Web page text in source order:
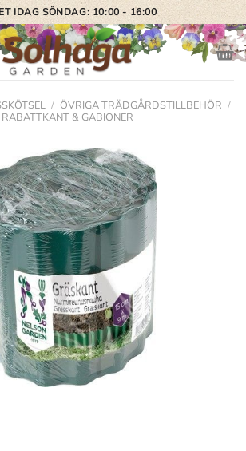
IDAG SÖNDAG: 10:00 - 16:00
/ ÖVRIGA TRÄDGÅRDSTILLBEHÖR /
RABATTKANT & GABIONER